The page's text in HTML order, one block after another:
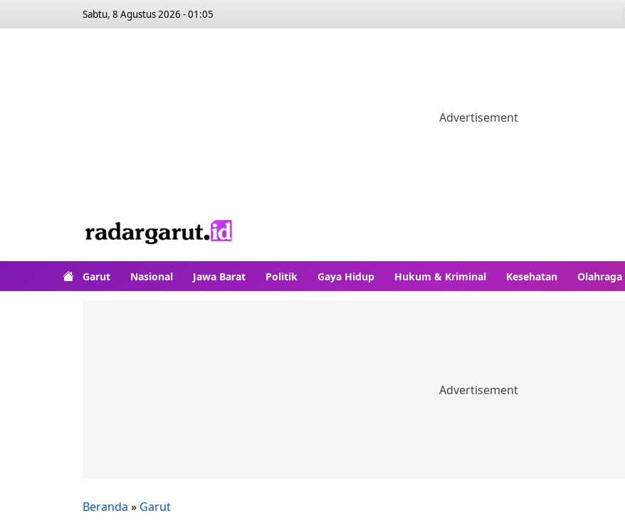
Sabtu, 8 Agustus 2026 - 01:05
Garut Nasional Jawa Barat Politik Gaya Hidup Hukum & Kriminal Kesehatan Olahraga
Beranda » Garut